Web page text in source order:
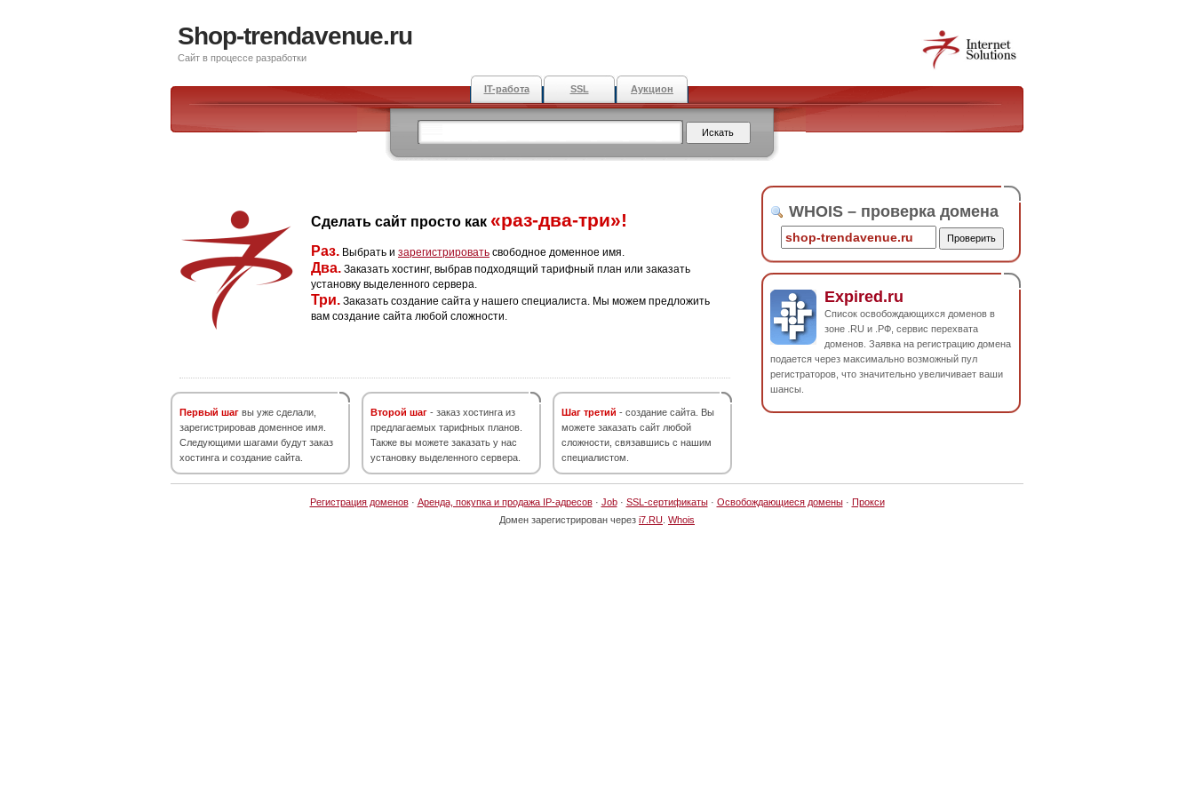
Shop-trendavenue.ru
Сайт в процессе разработки
IT-работа SSL Аукцион
Сделать сайт просто как «раз-два-три»!
Раз. Выбрать и зарегистрировать свободное доменное имя.
Два. Заказать хостинг, выбрав подходящий тарифный план или заказать
установку выделенного сервера.
Три. Заказать создание сайта у нашего специалиста. Мы можем предложить
вам создание сайта любой сложности.
Первый шаг вы уже сделали,
зарегистрировав доменное имя.
Следующими шагами будут заказ
хостинга и создание сайта.
Второй шаг - заказ хостинга из
предлагаемых тарифных планов.
Также вы можете заказать у нас
установку выделенного сервера.
Шаг третий - создание сайта. Вы
можете заказать сайт любой
сложности, связавшись с нашим
специалистом.
WHOIS – проверка домена
Expired.ru
Список освобождающихся доменов в
зоне .RU и .РФ, сервис перехвата
доменов. Заявка на регистрацию домена
подается через максимально возможный пул
регистраторов, что значительно увеличивает ваши
шансы.
Регистрация доменов· Аренда, покупка и продажа IP-адресов· Job· SSL-сертификаты· Освобождающиеся домены· Прокси
Домен зарегистрирован через i7.RU Whois